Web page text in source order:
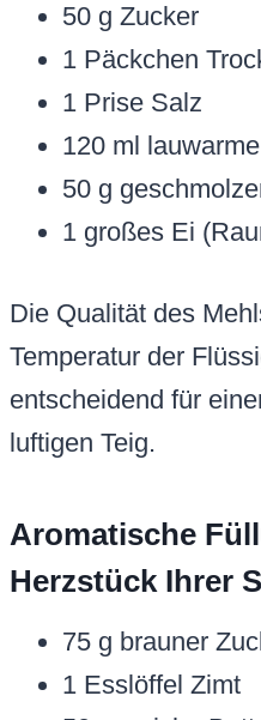
50 g Zucker
1 Päckchen
1 Prise Salz
120 ml
50 g
1 großes Ei
Die Qualität des
Temperatur der
entscheidend für
luftigen Teig.
Aromatische
Herzstück Ihrer
75 g brauner
1 Esslöffel Zimt